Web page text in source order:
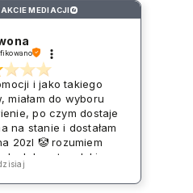
MEDIACJI ?
i jako takiego
miałam do wyboru
po czym dostaje
na stanie i dostałam
20zl 🤡 rozumiem
koszt np lakieru
przesyłki co jest w
niezadowalające.